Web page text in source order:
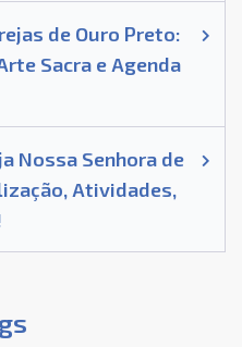
de Ouro Preto:
Sacra e Agenda
Nossa Senhora de
Atividades,